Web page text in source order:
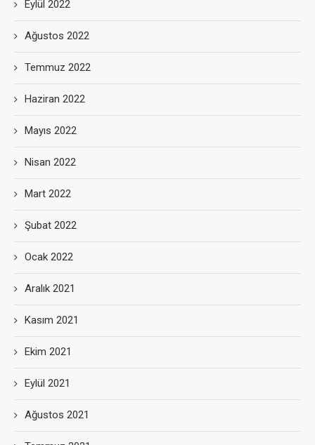
Eylül 2022
Ağustos 2022
Temmuz 2022
Haziran 2022
Mayıs 2022
Nisan 2022
Mart 2022
Şubat 2022
Ocak 2022
Aralık 2021
Kasım 2021
Ekim 2021
Eylül 2021
Ağustos 2021